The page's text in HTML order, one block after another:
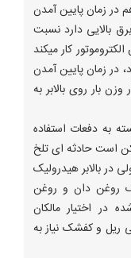
در زمان پایین آمدن
بالایی دارد نسبت
کار میکند
در زمان پایین آمدن
بار روی بالابر به
به دفعات استفاده
است حادثه ای تلخ
در بالابر هیدرولیک
روغن دان و روغن
در اختیار مالکان
ریل و کفشک نیاز به